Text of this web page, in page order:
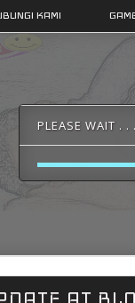
KAMI
PLEASE WAIT . .